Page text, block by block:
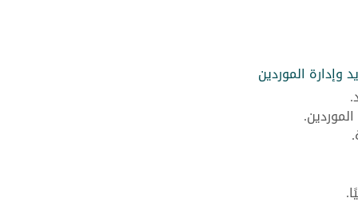
وإدارة الموردين